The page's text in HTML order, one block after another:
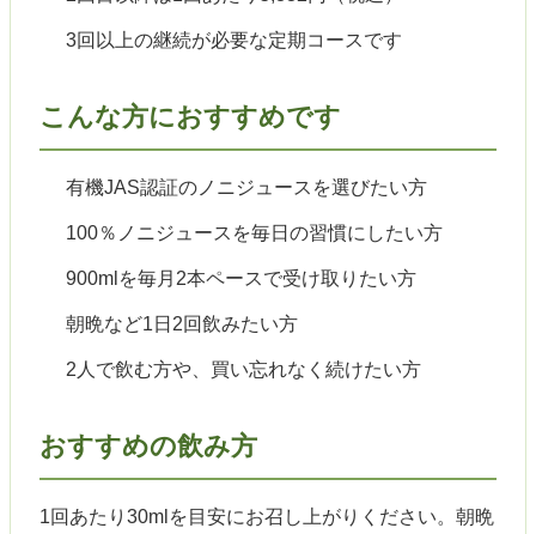
3回以上の継続が必要な定期コースです
こんな方におすすめです
有機JAS認証のノニジュースを選びたい方
100％ノニジュースを毎日の習慣にしたい方
900mlを毎月2本ペースで受け取りたい方
朝晩など1日2回飲みたい方
2人で飲む方や、買い忘れなく続けたい方
おすすめの飲み方
1回あたり30mlを目安にお召し上がりください。朝晩